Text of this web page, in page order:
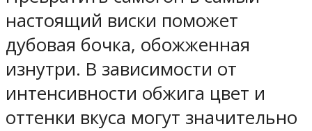
настоящий виски поможет
дубовая бочка, обожженная
изнутри. В зависимости от
интенсивности обжига цвет и
оттенки вкуса могут значительно